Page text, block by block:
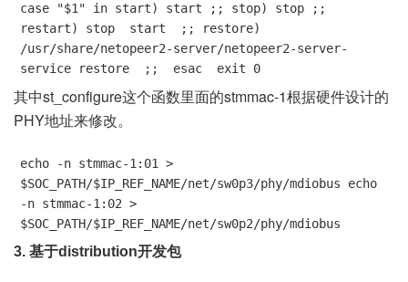
case "$1" in start) start ;; stop) stop ;;
restart) stop  start  ;; restore)
/usr/share/netopeer2-server/netopeer2-server-
service restore  ;;  esac  exit 0
其中st_configure这个函数里面的stmmac-1根据硬件设计的
PHY地址来修改。
echo -n stmmac-1:01 >
$SOC_PATH/$IP_REF_NAME/net/sw0p3/phy/mdiobus echo
-n stmmac-1:02 >
$SOC_PATH/$IP_REF_NAME/net/sw0p2/phy/mdiobus
3. 基于distribution开发包